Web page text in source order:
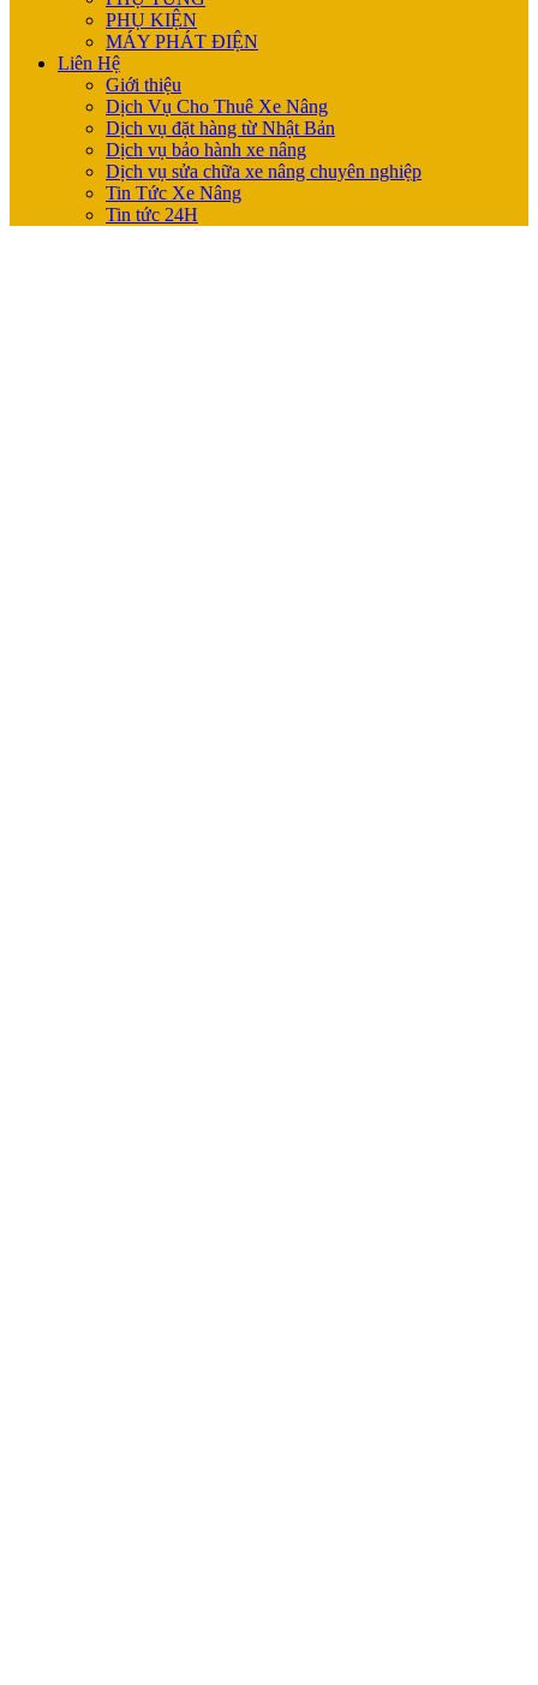
PHỤ KIỆN
MÁY PHÁT ĐIỆN
Liên Hệ
Giới thiệu
Dịch Vụ Cho Thuê Xe Nâng
Dịch vụ đặt hàng từ Nhật Bản
Dịch vụ bảo hành xe nâng
Dịch vụ sửa chữa xe nâng chuyên nghiệp
Tin Tức Xe Nâng
Tin tức 24H